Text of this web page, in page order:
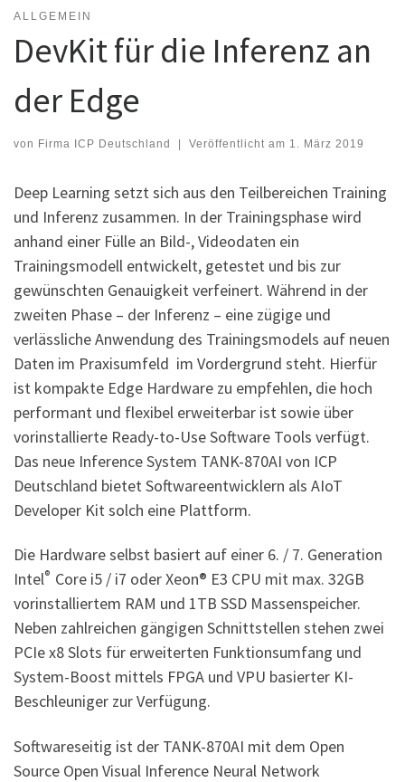
ALLGEMEIN
DevKit für die Inferenz an
der Edge
von Firma ICP Deutschland | Veröffentlicht am 1. März 2019
Deep Learning setzt sich aus den Teilbereichen Training
und Inferenz zusammen. In der Trainingsphase wird
anhand einer Fülle an Bild-, Videodaten ein
Trainingsmodell entwickelt, getestet und bis zur
gewünschten Genauigkeit verfeinert. Während in der
zweiten Phase – der Inferenz – eine zügige und
verlässliche Anwendung des Trainingsmodels auf neuen
Daten im Praxisumfeld im Vordergrund steht. Hierfür
ist kompakte Edge Hardware zu empfehlen, die hoch
performant und flexibel erweiterbar ist sowie über
vorinstallierte Ready-to-Use Software Tools verfügt.
Das neue Inference System TANK-870AI von ICP
Deutschland bietet Softwareentwicklern als AIoT
Developer Kit solch eine Plattform.
Die Hardware selbst basiert auf einer 6. / 7. Generation
Intel® Core i5 / i7 oder Xeon® E3 CPU mit max. 32GB
vorinstalliertem RAM und 1TB SSD Massenspeicher.
Neben zahlreichen gängigen Schnittstellen stehen zwei
PCIe x8 Slots für erweiterten Funktionsumfang und
System-Boost mittels FPGA und VPU basierter KI-
Beschleuniger zur Verfügung.
Softwareseitig ist der TANK-870AI mit dem Open
Source Open Visual Inference Neural Network